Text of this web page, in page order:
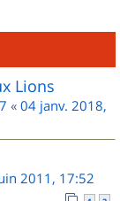
Lions
« 04 janv. 2018,
2011, 17:52